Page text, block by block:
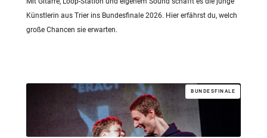
Künstlerin aus Trier ins Bundesfinale 2026. Hier erfährst du, welch
große Chancen sie erwarten.
BUNDESFINALE